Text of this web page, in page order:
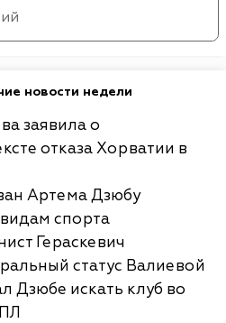
новости недели
заявила о
отказа Хорватии в
Артема Дзюбу
спорта
Гераскевич
статус Валиевой
Дзюбе искать клуб во